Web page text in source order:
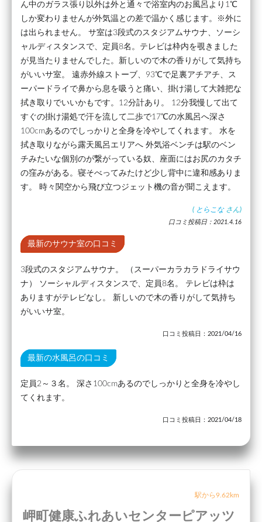
ん中のガラス張り以外は外と通々で浴室内のお風呂より1℃
しか変わりませんが外気温との差で温かく感じます。※外に
は出られません。 サ室は3段式のスタジアムサウナ、ソーシ
ャルディスタンスで、定員8名。テレビは枠内を覗きました
が見当たりませんでした。新しいので木の香りがして気持ち
がいいサ室。 遠赤外線ストーブ、93℃で足裏アチアチ、ス
ーパードライで鼻から息を吸うと痛い、掛け湯して大雑把な
拭き取りでいいかもです。12分計あり。 12分我慢して出て
すぐの掛け湯処で汗を流して二歩で17℃の水風呂へ深さ
100cmあるのでしっかりと全身を冷やしてくれます。 水を
拭き取りながら露天風呂エリアへ 外気浴ベンチは駅のベン
チみたいな個別のが繋がっている奴、座面にはお尻のカタチ
の窪みがある。寝そべってみたけど少し背中に違和感ありま
す。 時々関空から飛び立つジェット機の音が聞こえます。
( とらこな さん)
口コミ投稿日：2021.4.16
最新のサウナ室の口コミ
3段式のスタジアムサウナ。 （スーパーカラカラドライサウ
ナ） ソーシャルディスタンスで、定員8名。 テレビは枠は
ありますがテレビなし。 新しいので木の香りがして気持ち
がいいサ室。
口コミ投稿日：2021/04/16
最新の水風呂の口コミ
定員2～３名。 深さ100cmあるのでしっかりと全身を冷やし
てくれます。
口コミ投稿日：2021/04/18
駅から9.62km
岬町健康ふれあいセンターピアッツ